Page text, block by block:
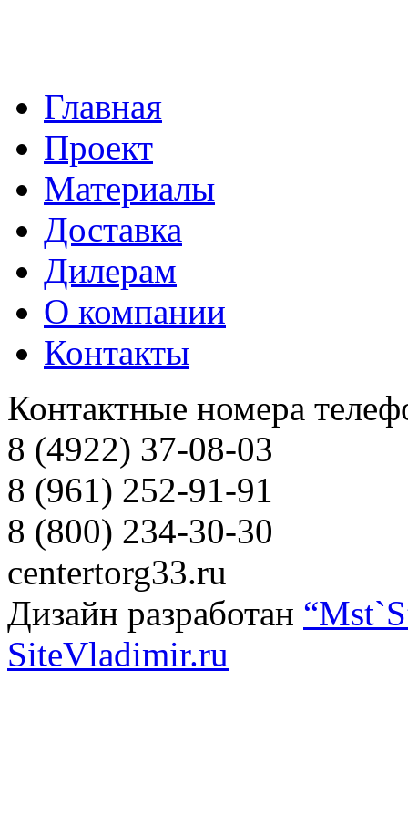
Главнaя
Проект
Материалы
Доставка
Дилерам
О компании
Контакты
Контактные номера
8 (4922) 37-08-03
8 (961) 252-91-91
8 (800) 234-30-30
centertorg33.ru
Дизайн разработан
SiteVladimir.ru